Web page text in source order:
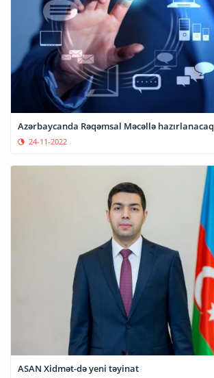
Azərbaycanda Rəqəmsal Məcəllə hazırlanacaq
24-11-2022
ASAN Xidmət-də yeni təyinat